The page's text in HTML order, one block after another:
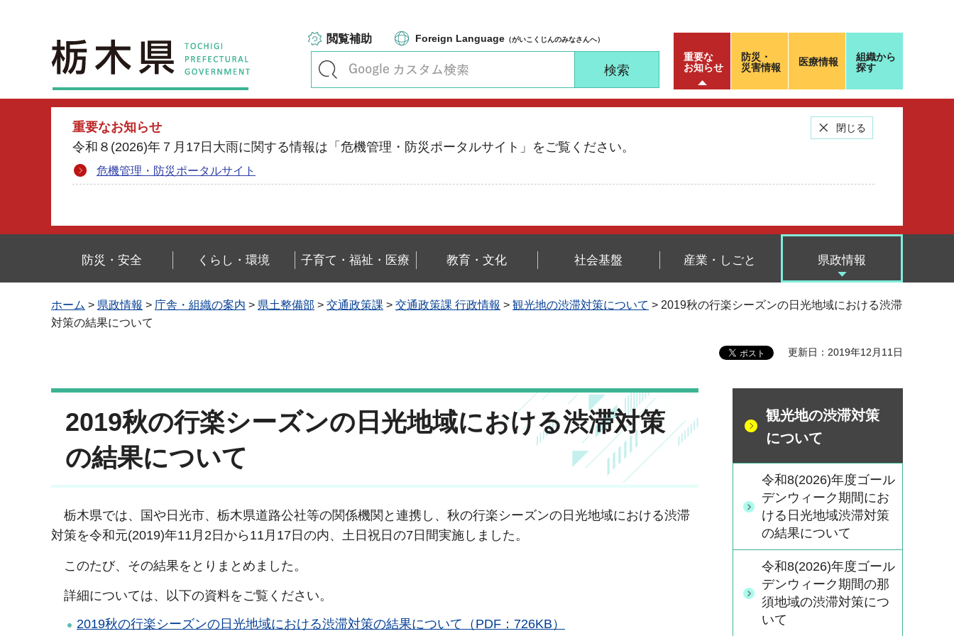
栃木県
閲覧補助 Foreign Language （がいこくじんのみなさんへ）
重要な
お知らせ
重要なお知らせ
令和８(2026)年７月17日大雨に関する情報は「危機管理・防災ポータルサイト」をご覧ください。
危機管理・防災ポータルサイト
閉じる
防災・
災害情報
医療情報
組織から
探す
防災・安全 くらし・環境 子育て・福祉・医療 教育・文化 社会基盤 産業・しごと 県政情報
ホーム > 県政情報 > 庁舎・組織の案内 > 県土整備部 > 交通政策課 > 交通政策課 行政情報 > 観光地の渋滞対策について > 2019秋の行楽シーズンの日光地域における渋滞
対策の結果について
更新日：2019年12月11日
2019秋の行楽シーズンの日光地域における渋滞対策
の結果について
栃木県では、国や日光市、栃木県道路公社等の関係機関と連携し、秋の行楽シーズンの日光地域における渋滞
対策を令和元(2019)年11月2日から11月17日の内、土日祝日の7日間実施しました。
このたび、その結果をとりまとめました。
詳細については、以下の資料をご覧ください。
2019秋の行楽シーズンの日光地域における渋滞対策の結果について（PDF：726KB）
観光地の渋滞対策
について
令和8(2026)年度ゴール
デンウィーク期間にお
ける日光地域渋滞対策
の結果について
令和8(2026)年度ゴール
デンウィーク期間の那
須地域の渋滞対策につ
いて